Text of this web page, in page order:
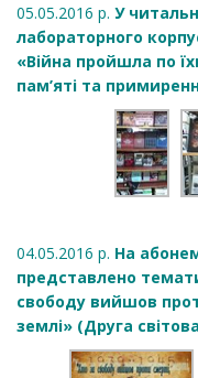
05.05.2016 р. У
лабораторного
«Війна пройшла по
пам’яті та
04.05.2016 р. На
представлено
свободу вийшов
землі» (Друга